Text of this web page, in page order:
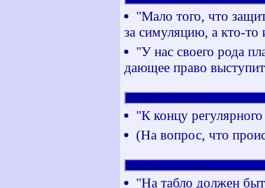
"Мало того, что
за симуляцию, а кто-
"У нас своего рода
дающее право
Виченца (Hard, Челябинск)
"К концу
(На вопрос, что
Фиорентина (LaVina, Воронеж)
"На табло должен